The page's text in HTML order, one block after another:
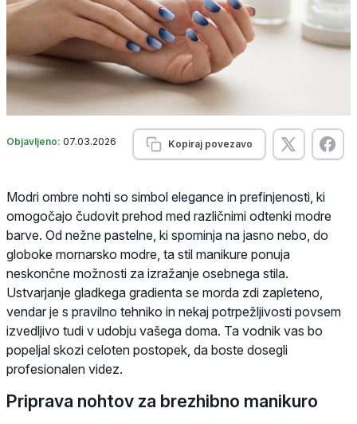
Objavljeno: 07.03.2026 Kopiraj povezavo
Modri ombre nohti so simbol elegance in prefinjenosti, ki
omogočajo čudovit prehod med različnimi odtenki modre
barve. Od nežne pastelne, ki spominja na jasno nebo, do
globoke mornarsko modre, ta stil manikure ponuja
neskončne možnosti za izražanje osebnega stila.
Ustvarjanje gladkega gradienta se morda zdi zapleteno,
vendar je s pravilno tehniko in nekaj potrpežljivosti povsem
izvedljivo tudi v udobju vašega doma. Ta vodnik vas bo
popeljal skozi celoten postopek, da boste dosegli
profesionalen videz.
Priprava nohtov za brezhibno manikuro